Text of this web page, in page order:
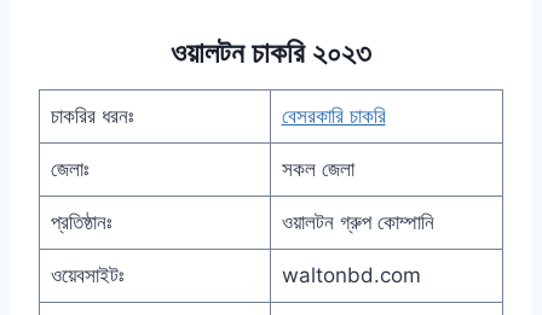
ওয়ালটন চাকরি ২০২৩
চাকরির ধরনঃ বেসরকারি চাকরি
জেলাঃ সকল জেলা
প্রতিষ্ঠানঃ ওয়ালটন গ্রুপ কোম্পানি
ওয়েবসাইটঃ waltonbd.com